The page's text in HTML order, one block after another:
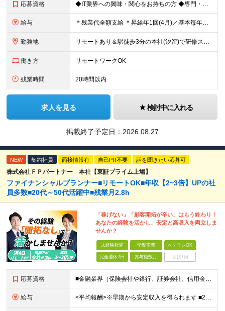
応募資格 ◆IT業界への興味・関心をお持ちの方 ◆専門・短大卒以上※ ※ヘルプデスクやカスタマーサポート ※エンジニア以外の経験をお持ちの方 1年未満の経験でもOKです！
給与 ＊残業代全額支給 ＊昇給年1回(4月)／基本毎年昇給 ＊賞与年2回(6月・12月)／3ヶ月分支給実績あり ＊交通費支給(月5万円まで) -------------------- ◆社員の年収例 年収4
勤務地 リモートあり＆駅徒歩3分の本社(汐留)で研修スタート！ 【システナ東京本社】 東京都港区海岸1-2-20 汐留ビルディング14F・16F ◆リモートワーク・フルリモートのお仕事もあり ◆お住まいの地
働き方 リモートワークOK
残業時間 20時間以内
求人を見る 検討中に入れる
掲載終了予定日： 2026.08.27
NEW 契約社員 面接情報有 自己PR不要 話を聞きたい応募可
株式会社ＦＰパートナー 本社【東証プライム上場】
ファイナンシャルプランナー■リモートOK■年収【2~3倍】UPの社
員多数■20代～50代活躍中■残業月2.8h
「稼げない」「顧客開拓が辛い」はもう終わり！
あなたの経験を活かし、安定と高収入を両立しま
せんか？
未経験歓迎 学歴不問 ベテランOK
完全週休2日 賞与複数月 面接1回
応募資格 ■金融業界（保険会社や銀行、証券会社、信用金庫など）の営業経験をお持ちの方 ■学歴不問 ※第二新卒の方も歓迎します ※直販の保険営業職経験者も多数活躍中。 お客さまへのご提案に集中できる仕組みにより
給与 <平均報酬>※早期から安定収入を得られます ■2年目～：888万円 ■3年目～：960万円 ■4年目～：1028万円 ★成果連動型報酬（営業成績に応じて支給/45時間分固定残業代含む/超過分は別途支